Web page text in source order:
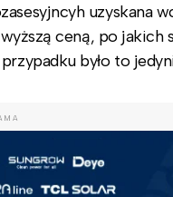
uzyskana
ceną, po
było to